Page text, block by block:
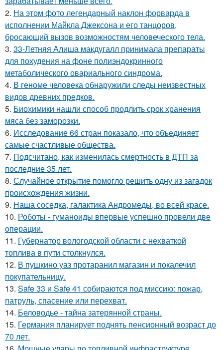
2. На этом фото легендарный наклон форварда в
исполнении Майкла Джексона и его танцоров,
бросающий вызов возможностям человеческого тела.
3. 33-Летняя Алиша макдугалл принимала препараты
для похудения на фоне полиэндокринного
метаболического овариального синдрома.
4. В геноме человека обнаружили следы неизвестных
видов древних предков.
5. Биохимики нашли способ продлить срок хранения
мяса без заморозки.
6. Исследование 66 стран показало, что объединяет
самые счастливые общества.
7. Подсчитано, как изменилась смертность в ДТП за
последние 35 лет.
8. Случайное открытие помогло решить одну из загадок
происхождения жизни.
9. Наша соседка, галактика Андромеды, во всей красе.
10. Роботы - гуманоиды впервые успешно провели две
операции.
11. Губернатор вологодской области с нехваткой
топлива в пути столкнулся.
12. В пушкино уаз протаранил магазин и покалечил
покупательницу.
13. Safe 33 и Safe 41 собираются под миссию: пожар,
патруль, спасение или перехват.
14. Беловодье - тайна затерянной страны.
15. Германия планирует поднять пенсионный возраст до
70 лет.